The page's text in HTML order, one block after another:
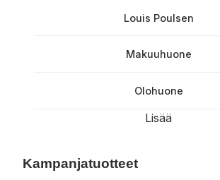
Louis Poulsen
Makuuhuone
Olohuone
Lisää
Kampanjatuotteet